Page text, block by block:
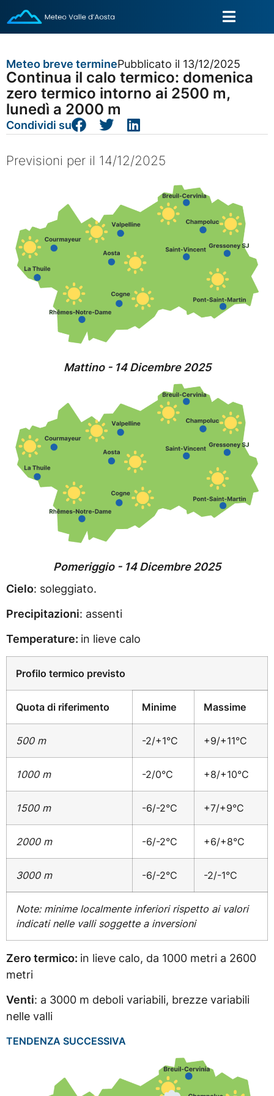
Meteo breve terminePubblicato il 13/12/2025
Continua il calo termico: domenica
zero termico intorno ai 2500 m,
lunedì a 2000 m
Condividi su
Previsioni per il 14/12/2025
Mattino - 14 Dicembre 2025
Pomeriggio - 14 Dicembre 2025
Cielo: soleggiato.
Precipitazioni: assenti
Temperature: in lieve calo
Profilo termico previsto
Quota di riferimento Minime Massime
500 m -2/+1°C +9/+11°C
1000 m -2/0°C +8/+10°C
1500 m -6/-2°C +7/+9°C
2000 m -6/-2°C +6/+8°C
3000 m -6/-2°C -2/-1°C
Note: minime localmente inferiori rispetto ai valori
indicati nelle valli soggette a inversioni
Zero termico: in lieve calo, da 1000 metri a 2600
metri
Venti: a 3000 m deboli variabili, brezze variabili
nelle valli
TENDENZA SUCCESSIVA